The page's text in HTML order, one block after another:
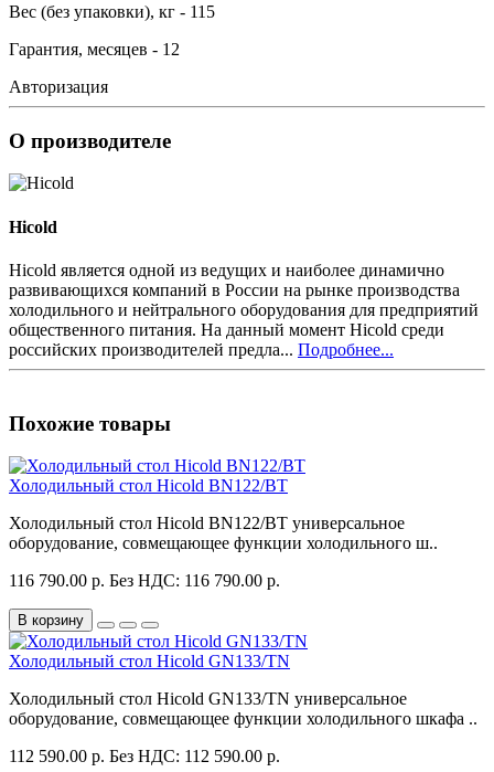
Вес (без упаковки), кг - 115
Гарантия, месяцев - 12
Авторизация
О производителе
Hicold
Hicold является одной из ведущих и наиболее динамично
развивающихся компаний в России на рынке производства
холодильного и нейтрального оборудования для предприятий
общественного питания. На данный момент Hicold среди
российских производителей предла... Подробнее...
Похожие товары
Холодильный стол Hicold BN122/BT
Холодильный стол Hicold BN122/BT универсальное
оборудование, совмещающее функции холодильного ш..
116 790.00 р. Без НДС: 116 790.00 р.
В корзину
Холодильный стол Hicold GN133/TN
Холодильный стол Hicold GN133/TN универсальное
оборудование, совмещающее функции холодильного шкафа ..
112 590.00 р. Без НДС: 112 590.00 р.